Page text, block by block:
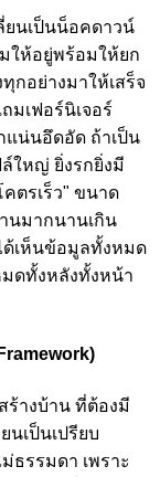
ยนเป็นน็อคดาวน์
ให้อยู่พร้อมให้ยก
กอย่างมาให้เสร็จ
มเฟอร์นิเจอร์
แน่นอึดอัด ถ้าเป็น
ใหญ่ ยิ่งรกยิ่งมี
ตรเร็ว" ขนาด
นมากนานเกิน
ด้เห็นข้อมูลทั้งหมด
ดทั้งหลังทั้งหน้า
ร้างบ้าน ที่ต้องมี
นเป็นเปรียบ
ธรรมดา เพราะ